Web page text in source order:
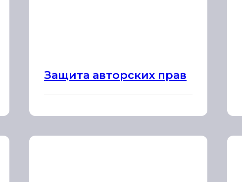
Защита авторских прав